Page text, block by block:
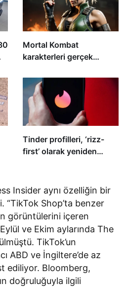
Mortal Kombat
karakterleri gerçek
Tinder profilleri, ‘rizz-
first’ olarak yeniden
Insider aynı özelliğin bir
“TikTok Shop’ta benzer
görüntülerini içeren
ve Ekim aylarında The
TikTok’un
ABD ve İngiltere’de az
ediliyor. Bloomberg,
doğruluğuyla ilgili